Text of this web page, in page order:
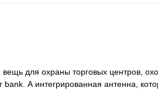
для охраны торговых центров,
А интегрированная антенна,